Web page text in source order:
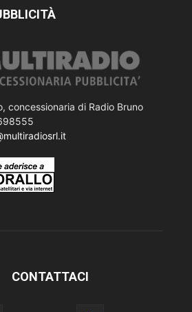
concessionaria di Radio Bruno
CONTATTACI